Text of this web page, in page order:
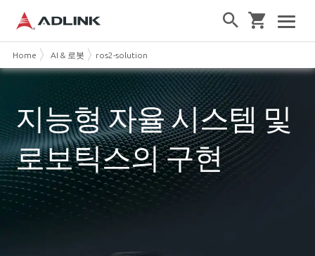
Home AI & 로봇 ros2-solution
지능형 자율 시스템 및
로보틱스의 구현